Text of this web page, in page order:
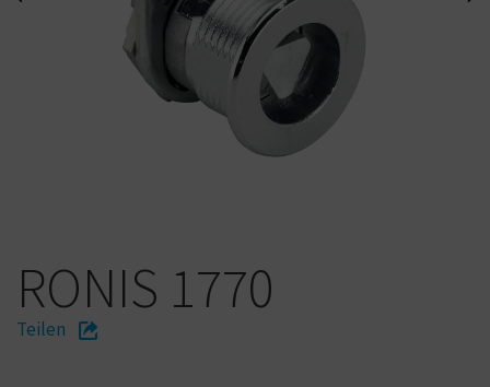
RONIS 1770
Teilen